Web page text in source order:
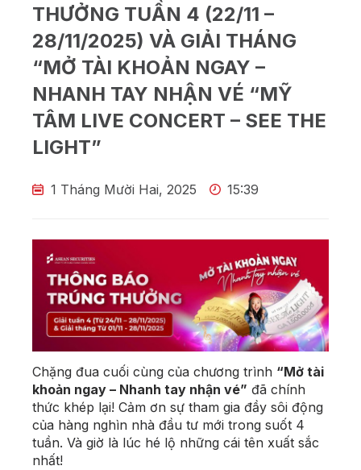
THƯỞNG TUẦN 4 (22/11 –
28/11/2025) VÀ GIẢI THÁNG
“MỞ TÀI KHOẢN NGAY –
NHANH TAY NHẬN VÉ “MỸ
TÂM LIVE CONCERT – SEE THE
LIGHT”
1 Tháng Mười Hai, 2025 15:39
Chặng đua cuối cùng của chương trình “Mở tài
khoản ngay – Nhanh tay nhận vé” đã chính
thức khép lại! Cảm ơn sự tham gia đầy sôi động
của hàng nghìn nhà đầu tư mới trong suốt 4
tuần. Và giờ là lúc hé lộ những cái tên xuất sắc
nhất!